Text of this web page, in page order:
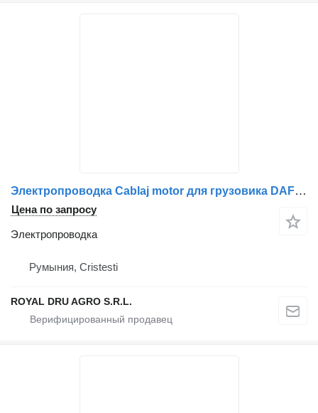
Электропроводка Cablaj motor для грузовика DAF 1625019
Цена по запросу
Электропроводка
Румыния, Cristesti
ROYAL DRU AGRO S.R.L.